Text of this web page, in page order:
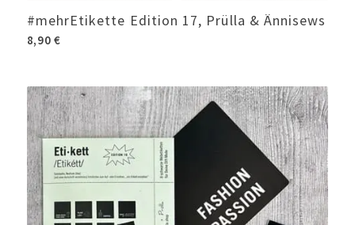
#mehrEtikette Edition 17, Prülla & Ännisews
8,90 €